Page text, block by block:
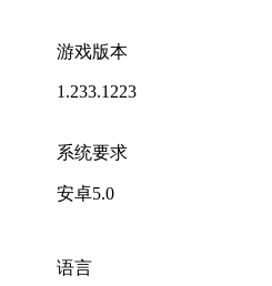
游戏版本
1.233.1223
系统要求
安卓5.0
语言